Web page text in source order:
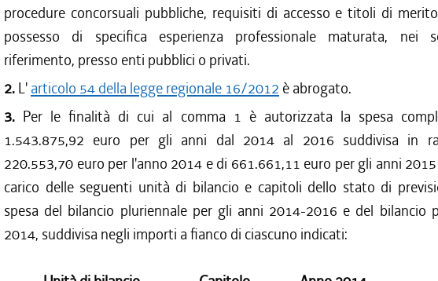
procedure concorsuali pubbliche, requisiti di accesso e titoli di
possesso di specifica esperienza professionale maturata, nei
riferimento, presso enti pubblici o privati.
2. L' articolo 54 della legge regionale 16/2012 è abrogato.
3. Per le finalità di cui al comma 1 è autorizzata la spesa
1.543.875,92 euro per gli anni dal 2014 al 2016 suddivisa in
220.553,70 euro per l'anno 2014 e di 661.661,11 euro per gli anni
carico delle seguenti unità di bilancio e capitoli dello stato di
spesa del bilancio pluriennale per gli anni 2014-2016 e del bilancio
2014, suddivisa negli importi a fianco di ciascuno indicati: